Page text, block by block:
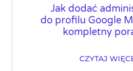
Jak dodać
do profilu Google
kompletny
CZYTAJ